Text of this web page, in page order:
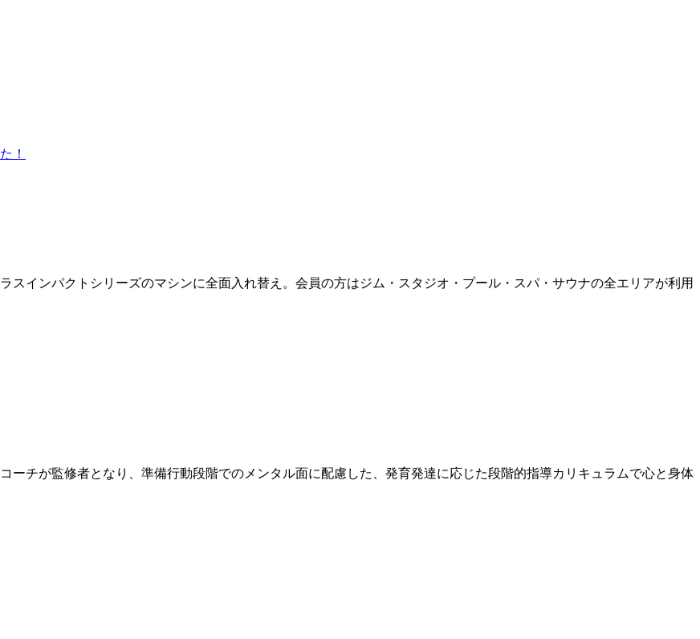
！
スインパクトシリーズのマシンに全面入れ替え。会員の方はジム・スタジオ・プール・スパ・サウナの全エリアが利用
ーチが監修者となり、準備行動段階でのメンタル面に配慮した、発育発達に応じた段階的指導カリキュラムで心と身体